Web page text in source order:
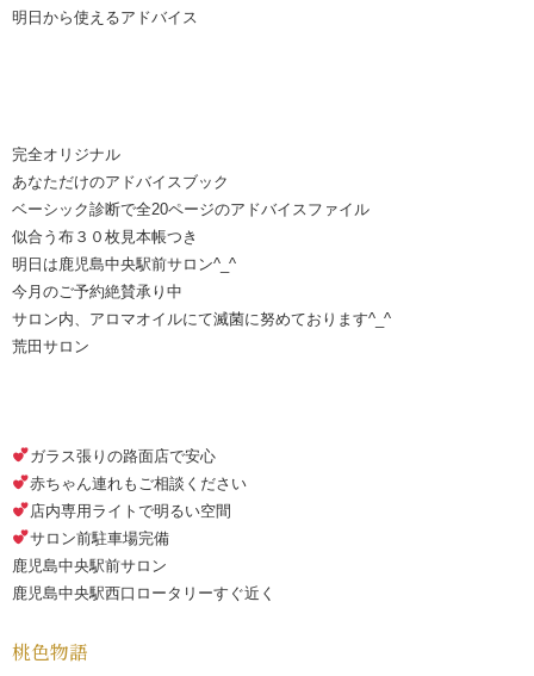
明日から使えるアドバイス
完全オリジナル
あなただけのアドバイスブック
ベーシック診断で全20ページのアドバイスファイル
似合う布３０枚見本帳つき
明日は鹿児島中央駅前サロン^_^
今月のご予約絶賛承り中
サロン内、アロマオイルにて滅菌に努めております^_^
荒田サロン
ガラス張りの路面店で安心
赤ちゃん連れもご相談ください
店内専用ライトで明るい空間
サロン前駐車場完備
鹿児島中央駅前サロン
鹿児島中央駅西口ロータリーすぐ近く
桃色物語